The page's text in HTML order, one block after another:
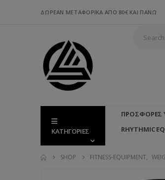
ΔΩΡΕΑΝ ΜΕΤΑΦΟΡΙΚΑ ΑΠΟ 80€ ΚΑΙ ΠΑΝΩ
ΚΑΤΗΓΟΡΙΕΣ
ΠΡΟΣΦΟΡΕΣ
RHYTHMIC
SHOP FITNESS-EQUIPMENT,